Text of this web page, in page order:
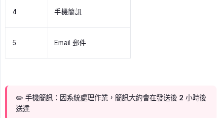
4 手機簡訊
5 Email 郵件
✏️ 手機簡訊：因系統處理作業，簡訊大約會在發送後 2 小時後
送達